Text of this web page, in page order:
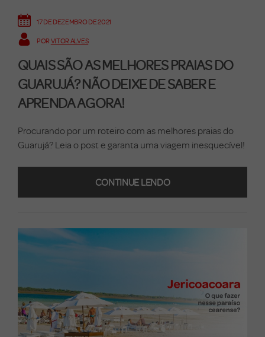
17 DE DEZEMBRO DE 2021
PORVITOR ALVES
QUAIS SÃO AS MELHORES PRAIAS DO
GUARUJÁ? NÃO DEIXE DE SABER E
APRENDA AGORA!
Procurando por um roteiro com as melhores praias do
Guarujá? Leia o post e garanta uma viagem inesquecível!
CONTINUE LENDO